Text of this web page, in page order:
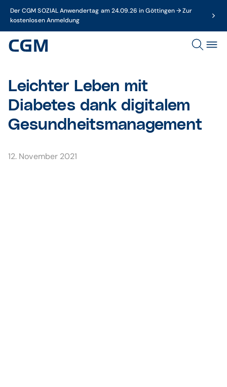
Der CGM SOZIAL Anwendertag am 24.09.26 in Göttingen → Zur
kostenlosen Anmeldung
Leichter Leben mit
Diabetes dank digitalem
Gesundheitsmanagement
12. November 2021